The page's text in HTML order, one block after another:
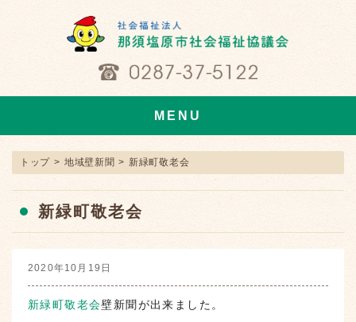
MENU
トップ > 地域壁新聞 > 新緑町敬老会
新緑町敬老会
2020年10月19日
新緑町敬老会壁新聞が出来ました。